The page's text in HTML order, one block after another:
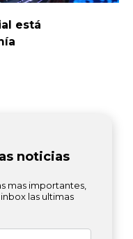
está
noticias
mas importantes,
las ultimas